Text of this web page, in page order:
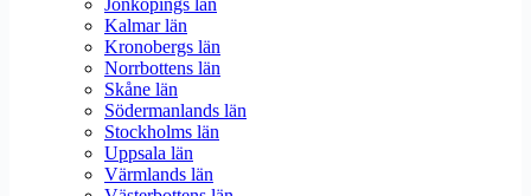
Jönköpings län
Kalmar län
Kronobergs län
Norrbottens län
Skåne län
Södermanlands län
Stockholms län
Uppsala län
Värmlands län